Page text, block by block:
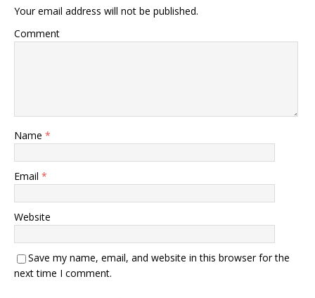
Your email address will not be published.
Comment
Name *
Email *
Website
Save my name, email, and website in this browser for the
next time I comment.